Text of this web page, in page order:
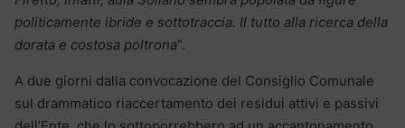
politicamente ibride e sottotraccia. Il tutto alla ricerca della
dorata e costosa poltrona“.
A due giorni dalla convocazione del Consiglio Comunale
sul drammatico riaccertamento dei residui attivi e passivi